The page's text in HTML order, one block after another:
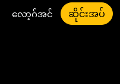
လော့ဂ်အင် ဆိုင်းအပ်